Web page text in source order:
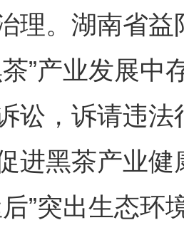
理。湖南省
”产业发展
讼，诉请违
进黑茶产业
”突出生态